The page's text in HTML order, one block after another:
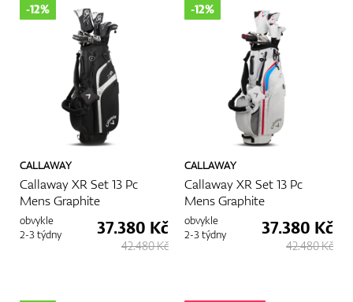
CALLAWAY
Callaway XR Set 13 Pc
Mens Graphite
-12%
obvykle
2-3 týdny
37.380 Kč
42.480 Kč
CALLAWAY
Callaway XR Set 13 Pc
Mens Graphite
-12%
obvykle
2-3 týdny
37.380 Kč
42.480 Kč